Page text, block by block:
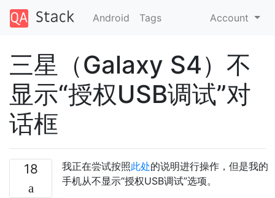
Android Tags Account
三星（Galaxy S4）不
显示“授权USB调试”对
话框
18 我正在尝试按照此处的说明进行操作，但是我的
手机从不显示“授权USB调试”选项。